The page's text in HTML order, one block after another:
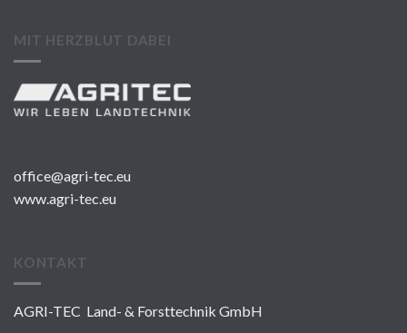
MIT HERZBLUT DABEI
office@agri-tec.eu
www.agri-tec.eu
KONTAKT
AGRI-TEC Land- & Forsttechnik GmbH